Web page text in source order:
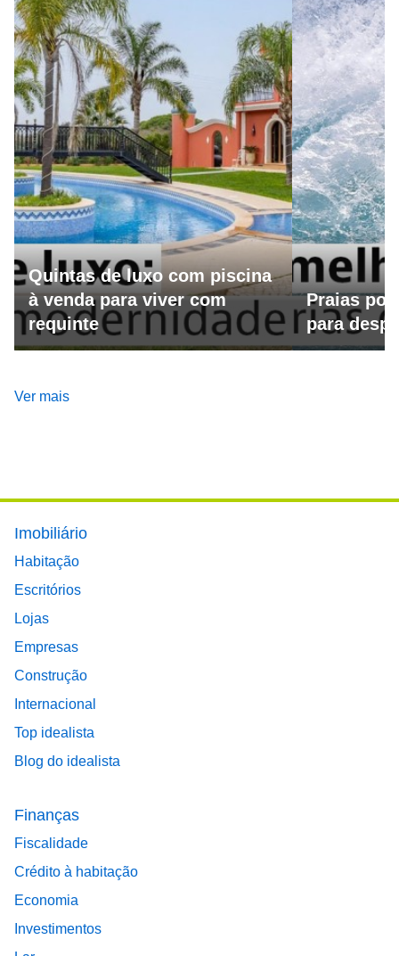
Quintas de luxo com piscina
à venda para viver com
requinte
Praias
para
Ver mais
Footer main menu
Imobiliário
Habitação
Escritórios
Lojas
Empresas
Construção
Internacional
Top idealista
Blog do idealista
Finanças
Fiscalidade
Crédito à habitação
Economia
Investimentos